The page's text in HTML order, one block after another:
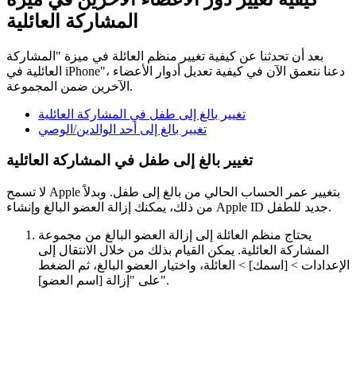
المشاركة العائلية
بعد أن تحدثنا عن كيفية تغيير منظم العائلة في ميزة "المشاركة
العائلية في iPhone"، دعنا نتعمق الآن في كيفية تعديل أدوار الأعضاء
الآخرين ضمن المجموعة.
تغيير بالغ إلى طفل في المشاركة العائلية
تغيير بالغ إلى أحد الوالدين/الوصي
تغيير بالغ إلى طفل في المشاركة العائلية
لا تسمح Apple بتغيير عمر الحساب الحالي من بالغ إلى طفل. وبدلاً
من ذلك، يمكنك إزالة العضو البالغ وإنشاء Apple ID جديد للطفل.
يحتاج منظم العائلة إلى إزالة العضو البالغ من مجموعة
المشاركة العائلية. يمكن القيام بذلك من خلال الانتقال إلى
الإعدادات > [اسمك] > العائلة، واختيار العضو البالغ، ثم الضغط
على "إزالة [اسم العضو]".